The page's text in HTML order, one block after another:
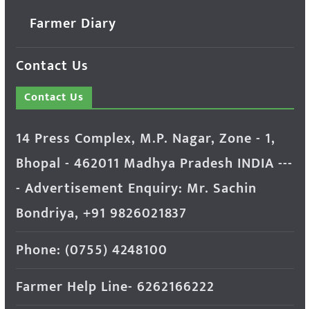
Farmer Diary
Contact Us
Contact Us
14 Press Complex, M.P. Nagar, Zone - 1,
Bhopal - 462011 Madhya Pradesh INDIA ---
- Advertisement Enquiry: Mr. Sachin
Bondriya, +91 9826021837
Phone: (0755) 4248100
Farmer Help Line- 6262166222